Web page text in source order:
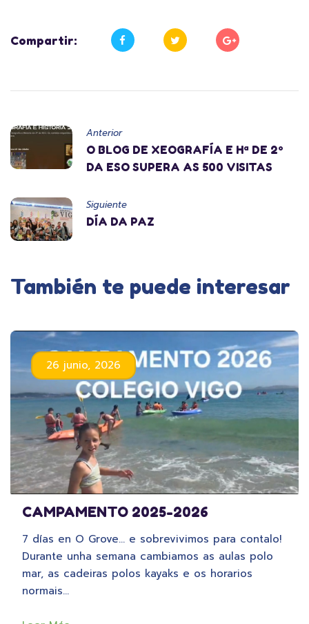
Compartir:
Anterior
O BLOG DE XEOGRAFÍA E Hª DE 2º
DA ESO SUPERA AS 500 VISITAS
Siguiente
DÍA DA PAZ
También te puede interesar
26 junio, 2026
CAMPAMENTO 2025-2026
7 días en O Grove… e sobrevivimos para contalo!
Durante unha semana cambiamos as aulas polo
mar, as cadeiras polos kayaks e os horarios
normais…